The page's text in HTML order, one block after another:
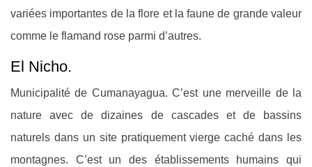
variées importantes de la flore et la faune de grande valeur
comme le flamand rose parmi d’autres.
El Nicho.
Municipalité de Cumanayagua.C’est une merveille de la
nature avec de dizaines de cascades et de bassins
naturels dans un site pratiquement vierge caché dans les
montagnes. C’est un des établissements humains qui